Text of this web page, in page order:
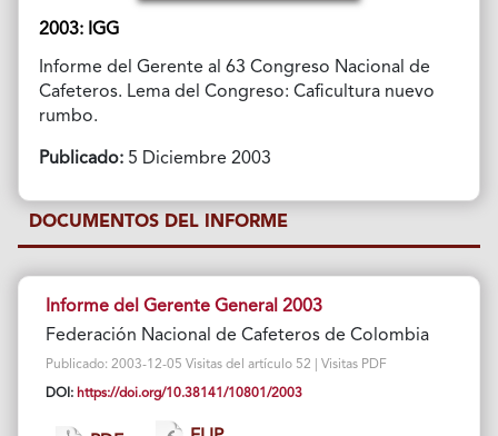
2003: IGG
Informe del Gerente al 63 Congreso Nacional de
Cafeteros. Lema del Congreso: Caficultura nuevo
rumbo.
Publicado:5 Diciembre 2003
DOCUMENTOS DEL INFORME
Informe del Gerente General 2003
Federación Nacional de Cafeteros de Colombia
Publicado: 2003-12-05 Visitas del artículo 52 | Visitas PDF
DOI: https://doi.org/10.38141/10801/2003